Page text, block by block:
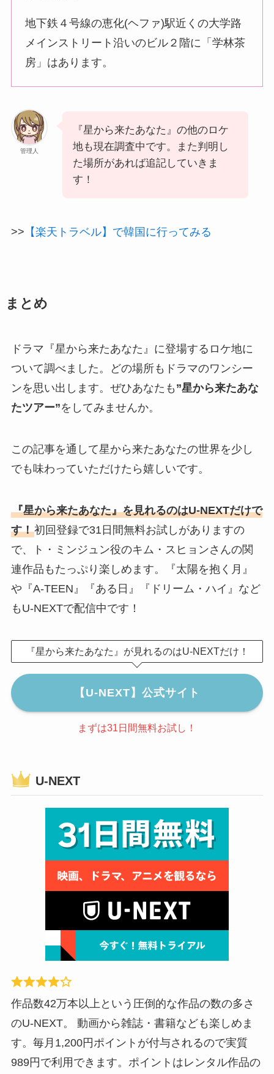
地下鉄４号線の恵化(ヘファ)駅近くの大学路
メインストリート沿いのビル２階に「学林茶
房」はあります。
管理人
『星から来たあなた』の他のロケ
地も現在調査中です。また判明し
た場所があれば追記していきま
す！
>> 【楽天トラベル】で韓国に行ってみる
まとめ
ドラマ『星から来たあなた』に登場するロケ地に
ついて調べました。どの場所もドラマのワンシー
ンを思い出します。ぜひあなたも ”星から来たあな
たツアー”をしてみませんか。
この記事を通して星から来たあなたの世界を少し
でも味わっていただけたら嬉しいです。
『星から来たあなた』を見れるのはU-NEXTだけで
す！初回登録で31日間無料お試しがありますの
で、ト・ミンジュン役のキム・スヒョンさんの関
連作品もたっぷり楽しめます。『太陽を抱く月』
や『A-TEEN』『ある日』『ドリーム・ハイ』など
もU-NEXTで配信中です！
『星から来たあなた』が見れるのはU-NEXTだけ！
【U-NEXT】公式サイト
まずは31日間無料お試し！
U-NEXT
作品数42万本以上という圧倒的な作品の数の多さ
のU-NEXT。 動画から雑誌・書籍なども楽しめま
す。毎月1,200円ポイントが付与されるので実質
989円で利用できます。ポイントはレンタル作品の